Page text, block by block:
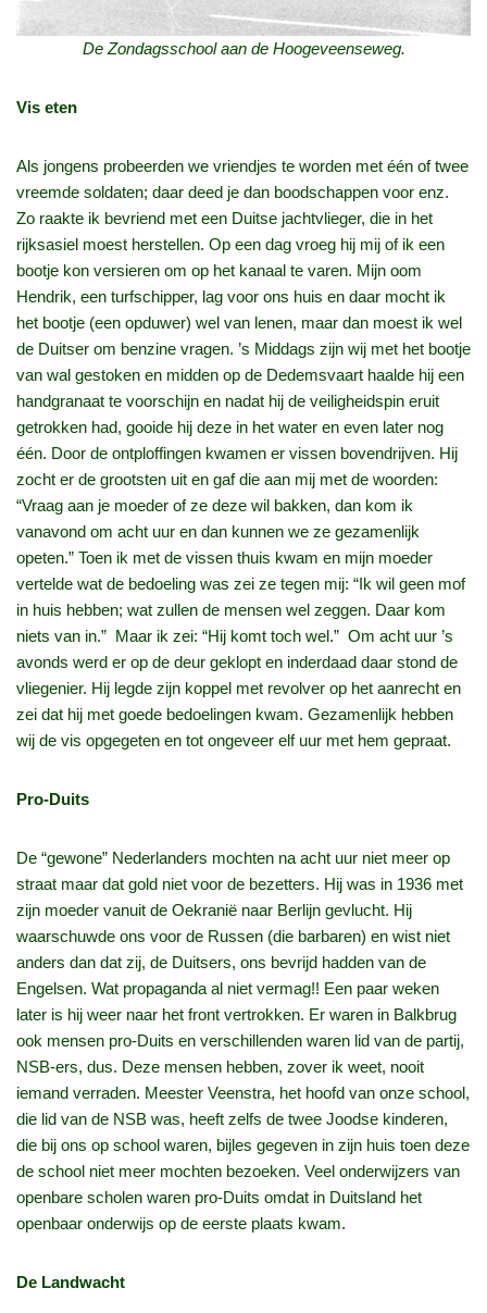
De Zondagsschool aan de Hoogeveenseweg.
Vis eten
Als jongens probeerden we vriendjes te worden met één of twee
vreemde soldaten; daar deed je dan boodschappen voor enz.
Zo raakte ik bevriend met een Duitse jachtvlieger, die in het
rijksasiel moest herstellen. Op een dag vroeg hij mij of ik een
bootje kon versieren om op het kanaal te varen. Mijn oom
Hendrik, een turfschipper, lag voor ons huis en daar mocht ik
het bootje (een opduwer) wel van lenen, maar dan moest ik wel
de Duitser om benzine vragen. ’s Middags zijn wij met het bootje
van wal gestoken en midden op de Dedemsvaart haalde hij een
handgranaat te voorschijn en nadat hij de veiligheidspin eruit
getrokken had, gooide hij deze in het water en even later nog
één. Door de ontploffingen kwamen er vissen bovendrijven. Hij
zocht er de grootsten uit en gaf die aan mij met de woorden:
“Vraag aan je moeder of ze deze wil bakken, dan kom ik
vanavond om acht uur en dan kunnen we ze gezamenlijk
opeten.” Toen ik met de vissen thuis kwam en mijn moeder
vertelde wat de bedoeling was zei ze tegen mij: “Ik wil geen mof
in huis hebben; wat zullen de mensen wel zeggen. Daar kom
niets van in.” Maar ik zei: “Hij komt toch wel.” Om acht uur ’s
avonds werd er op de deur geklopt en inderdaad daar stond de
vliegenier. Hij legde zijn koppel met revolver op het aanrecht en
zei dat hij met goede bedoelingen kwam. Gezamenlijk hebben
wij de vis opgegeten en tot ongeveer elf uur met hem gepraat.
Pro-Duits
De “gewone” Nederlanders mochten na acht uur niet meer op
straat maar dat gold niet voor de bezetters. Hij was in 1936 met
zijn moeder vanuit de Oekranië naar Berlijn gevlucht. Hij
waarschuwde ons voor de Russen (die barbaren) en wist niet
anders dan dat zij, de Duitsers, ons bevrijd hadden van de
Engelsen. Wat propaganda al niet vermag!! Een paar weken
later is hij weer naar het front vertrokken. Er waren in Balkbrug
ook mensen pro-Duits en verschillenden waren lid van de partij,
NSB‑ers, dus. Deze mensen hebben, zover ik weet, nooit
iemand verraden. Meester Veenstra, het hoofd van onze school,
die lid van de NSB was, heeft zelfs de twee Joodse kinderen,
die bij ons op school waren, bijles gegeven in zijn huis toen deze
de school niet meer mochten bezoeken. Veel onderwijzers van
openbare scholen waren pro-Duits omdat in Duitsland het
openbaar onderwijs op de eerste plaats kwam.
De Landwacht